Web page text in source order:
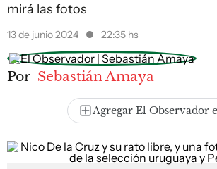
mirá las fotos
13 de junio 2024 22:35 hs
Por Sebastián Amaya
Agregar El Observador